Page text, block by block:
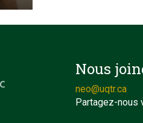
Nous
neo@uqtr.ca
Partagez-nous